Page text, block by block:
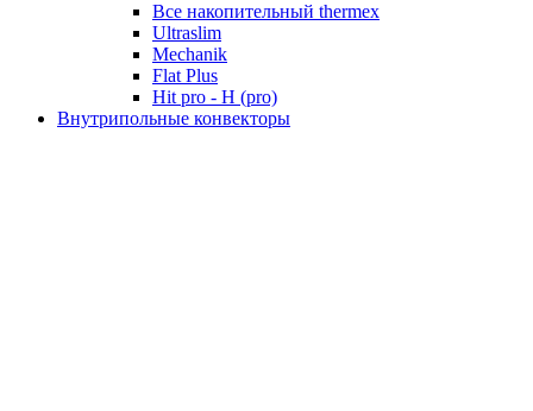
Все накопительный thermex
Ultraslim
Mechanik
Flat Plus
Hit pro - H (pro)
Внутрипольные конвекторы